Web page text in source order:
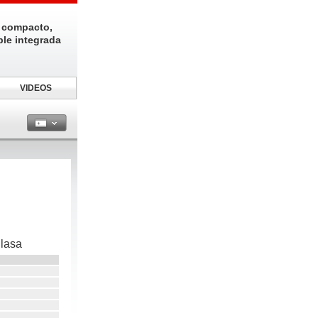
integrada
VIDEOS